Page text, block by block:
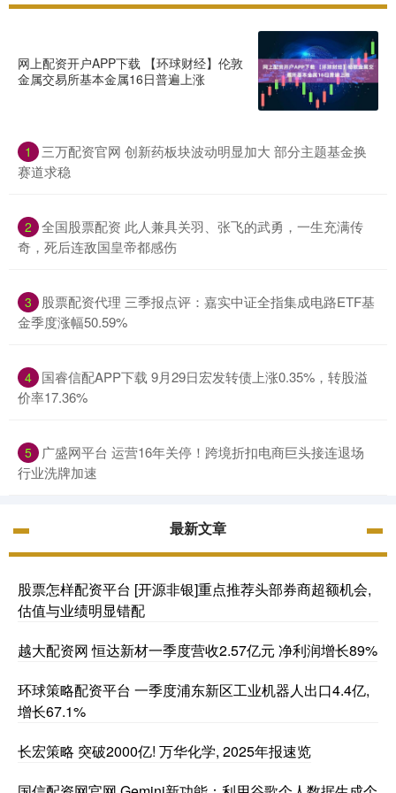
网上配资开户APP下载 【环球财经】伦敦
金属交易所基本金属16日普遍上涨
1
三万配资官网 创新药板块波动明显加大 部分主题基金换
赛道求稳
2 全国股票配资 此人兼具关羽、张飞的武勇，一生充满传
奇，死后连敌国皇帝都感伤
3
股票配资代理 三季报点评：嘉实中证全指集成电路ETF基
金季度涨幅50.59%
4 国睿信配APP下载 9月29日宏发转债上涨0.35%，转股溢
价率17.36%
5 广盛网平台 运营16年关停！跨境折扣电商巨头接连退场
行业洗牌加速
最新文章
股票怎样配资平台 [开源非银]重点推荐头部券商超额机会,
估值与业绩明显错配
越大配资网 恒达新材一季度营收2.57亿元 净利润增长89%
环球策略配资平台 一季度浦东新区工业机器人出口4.4亿,
增长67.1%
长宏策略 突破2000亿! 万华化学, 2025年报速览